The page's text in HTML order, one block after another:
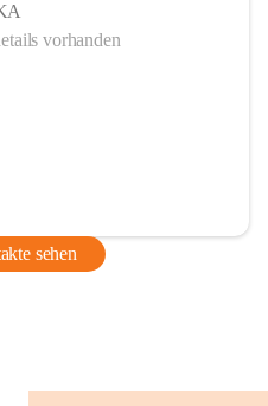
vorhanden
sehen